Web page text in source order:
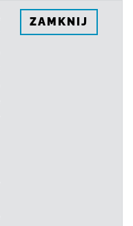
ZAMKNIJ